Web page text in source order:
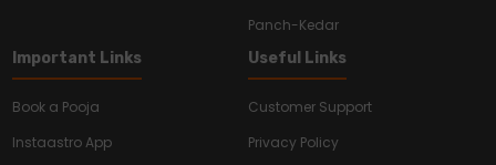
Panch-Kedar
Important Links
Book a Pooja
Instaastro App
Useful Links
Customer Support
Privacy Policy